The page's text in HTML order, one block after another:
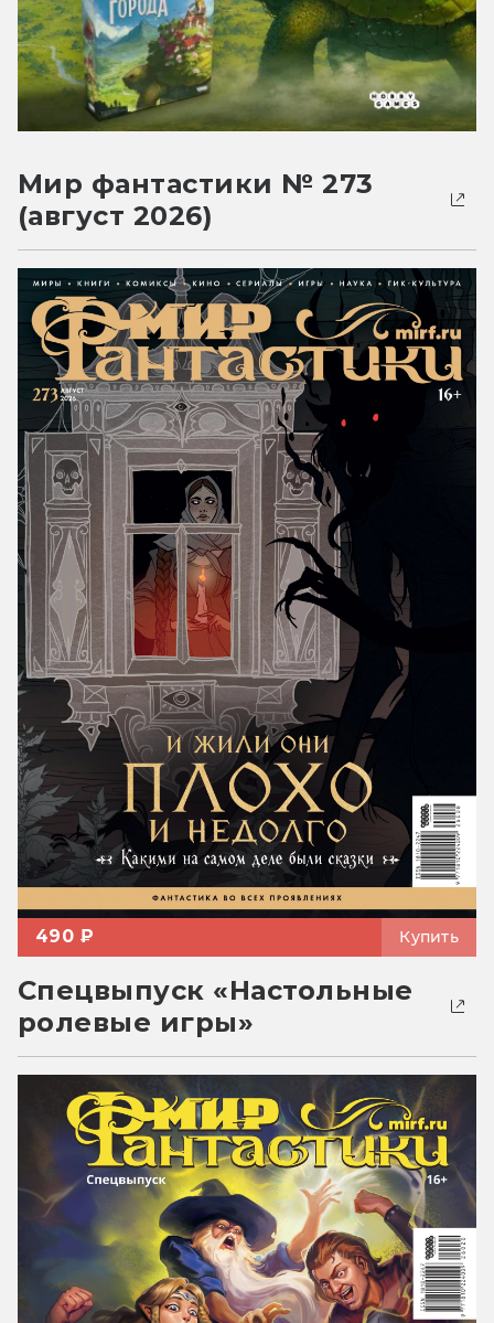
Мир фантастики № 273
(август 2026)
490 ₽ Купить
Спецвыпуск «Настольные
ролевые игры»